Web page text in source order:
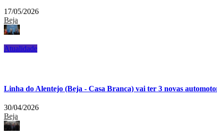
17/05/2026
Beja
Atualidade
Linha do Alentejo (Beja - Casa Branca) vai ter 3 novas
30/04/2026
Beja